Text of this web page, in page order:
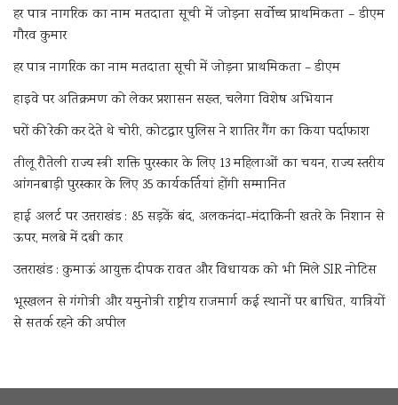
हर पात्र नागरिक का नाम मतदाता सूची में जोड़ना सर्वोच्च प्राथमिकता – डीएम
गौरव कुमार
हर पात्र नागरिक का नाम मतदाता सूची में जोड़ना प्राथमिकता – डीएम
हाइवे पर अतिक्रमण को लेकर प्रशासन सख्त, चलेगा विशेष अभियान
घरों की रेकी कर देते थे चोरी, कोटद्वार पुलिस ने शातिर गैंग का किया पर्दाफाश
तीलू रौतेली राज्य स्त्री शक्ति पुरस्कार के लिए 13 महिलाओं का चयन, राज्य स्तरीय
आंगनबाड़ी पुरस्कार के लिए 35 कार्यकर्तियां होंगी सम्मानित
हाई अलर्ट पर उत्तराखंड : 85 सड़कें बंद, अलकनंदा-मंदाकिनी खतरे के निशान से
ऊपर, मलबे में दबी कार
उत्तराखंड : कुमाऊं आयुक्त दीपक रावत और विधायक को भी मिले SIR नोटिस
भूस्खलन से गंगोत्री और यमुनोत्री राष्ट्रीय राजमार्ग कई स्थानों पर बाधित, यात्रियों
से सतर्क रहने की अपील